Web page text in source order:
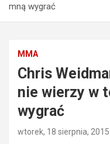
mną wygrać
MMA
Chris
nie wierzy w
wygrać
wtorek, 18 sierpnia, 2015